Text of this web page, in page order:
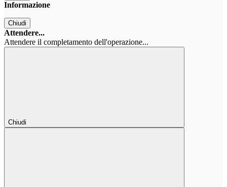
Informazione
Chiudi
Attendere...
Attendere il completamento dell'operazione...
Chiudi